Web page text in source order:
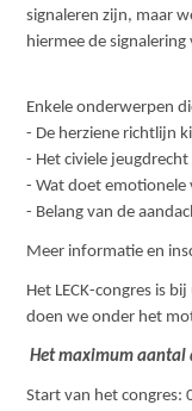
signaleren zijn, maar
hiermee de
Enkele onderwerpen
- De herziene richtlijn
- Het civiele
- Wat doet emotionele
- Belang van de
Meer informatie en
Het LECK-congres is
doen we onder het
Het maximum aantal
Start van het congres: